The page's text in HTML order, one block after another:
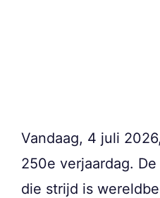
Vandaag, 4 juli
250e verjaardag.
die strijd is